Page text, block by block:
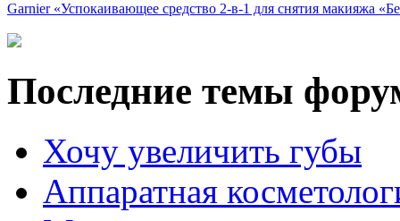
Garnier «Успокаивающее средство 2-в-1 для снятия макияжа
Последние темы
Хочу увеличить губы
Аппаратная